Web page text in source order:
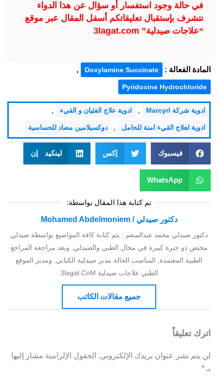
في حالة وجود استفسار أو سؤال عن هذا الدواء
نتشرف بإستقبال تعليقاتكم أسفل المقال عبر موقع
“علاجات صيدلية” 3lagat.com
المادة الفعالة : Doxylamine Succinate
,
Pyridoxine Hydrochloride
ادوية شركة Marcyrl , ادوية علاج الغثيان و القيء ,
ادوية لعلاج القيء امنة للحامل , دوكسيلامين مضاد للحساسية
فيسبوك إكس لينكيد إن
WhatsApp
تم كتابة هذا المقال بواسطة:
دكتور صيدلي / Mohamed Abdelmoniem
دكتور صيدلي محمد عبدالمنعم : يتم كتابة كافة المواضيع بواسطة صيدلي
مختص ذو خبرة كبيرة في مجال الطبي والصيدلي, وبعد مراجعة المراجع
الطبية المعتمدة, المناصب الحالة مدير صيدلية الكناني, ومدير الموقع
الطبي علاجات صيدلية 3lagat.CoM
جميع مقالات الكاتب
اترك تعليقاً
لن يتم نشر عنوان بريدك الإلكتروني. الحقول الإلزامية مشار إليها
بـ *